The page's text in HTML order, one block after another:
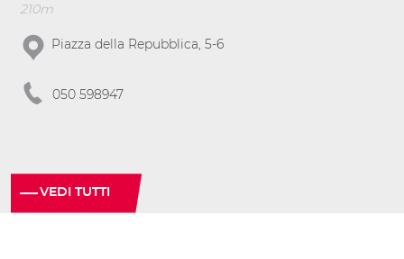
210m
Piazza della Repubblica, 5-6
050 598947
VEDI TUTTI